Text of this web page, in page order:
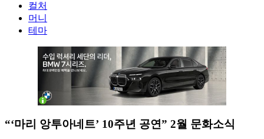
컬처
머니
테마
“‘마리 앙투아네트’ 10주년 공연” 2월 문화소식